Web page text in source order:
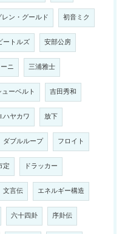
レン・グールド 初音ミク
ートルズ 安部公房
ニ 三浦雅士
ューベルト 吉田秀和
ハヤカワ 放下
ダブルループ フロイト
定 ドラッカー
文言伝 エネルギー構造
六十四卦 序卦伝